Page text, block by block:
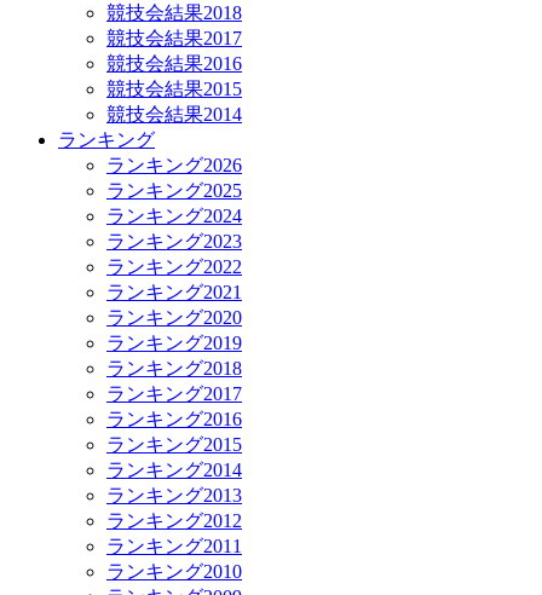
競技会結果2018
競技会結果2017
競技会結果2016
競技会結果2015
競技会結果2014
ランキング
ランキング2026
ランキング2025
ランキング2024
ランキング2023
ランキング2022
ランキング2021
ランキング2020
ランキング2019
ランキング2018
ランキング2017
ランキング2016
ランキング2015
ランキング2014
ランキング2013
ランキング2012
ランキング2011
ランキング2010